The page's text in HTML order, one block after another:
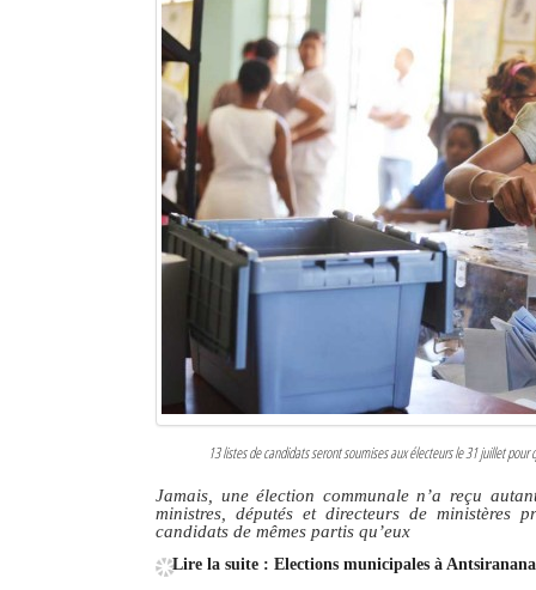
Identifiant oublié ?
Mot de passe oublié ?
13 listes de candidats seront soumises aux électeurs le 31 juillet
Jamais, une élection communale n’a reçu
ministres, députés et directeurs de ministères
candidats de mêmes partis qu’eux
Lire la suite : Elections municipales à